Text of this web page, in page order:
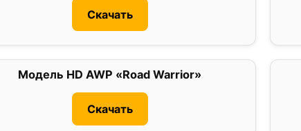
Скачать
Модель HD AWP «Road Warrior»
Скачать